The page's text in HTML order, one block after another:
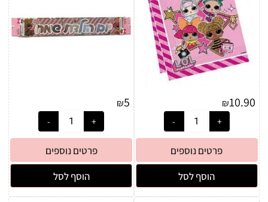
₪10.90
פרטים נוספים
הוסף לסל
₪5
פרטים נוספים
הוסף לסל